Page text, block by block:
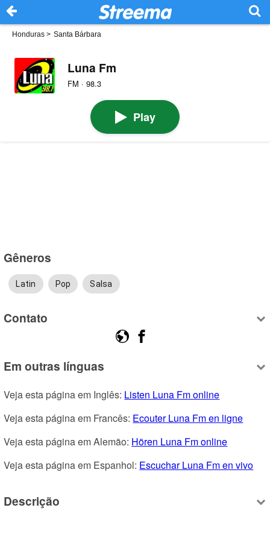
Honduras > Santa Bárbara
Luna Fm
FM · 98.3
Play
Gêneros
Latin Pop Salsa
Contato
Em outras línguas
Veja esta página em Inglês: Listen Luna Fm online
Veja esta página em Francês: Ecouter Luna Fm en ligne
Veja esta página em Alemão: Hören Luna Fm online
Veja esta página em Espanhol: Escuchar Luna Fm en vivo
Descrição